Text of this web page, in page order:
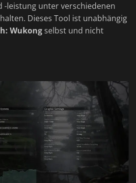
-leistung unter verschiedenen
Dieses Tool ist unabhängig
Wukong selbst und nicht